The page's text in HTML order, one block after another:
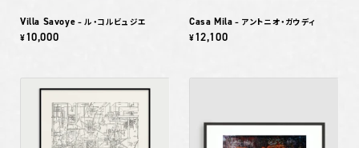
Villa Savoye – ル・コルビュジエ
¥10,000
Casa Mila – アントニオ・ガウディ
¥12,100